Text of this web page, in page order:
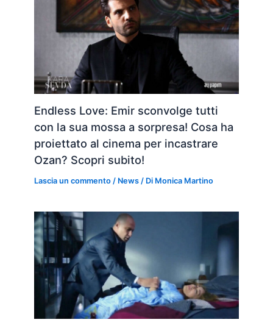
Endless Love: Emir sconvolge tutti
con la sua mossa a sorpresa! Cosa ha
proiettato al cinema per incastrare
Ozan? Scopri subito!
Lascia un commento / News / Di Monica Martino